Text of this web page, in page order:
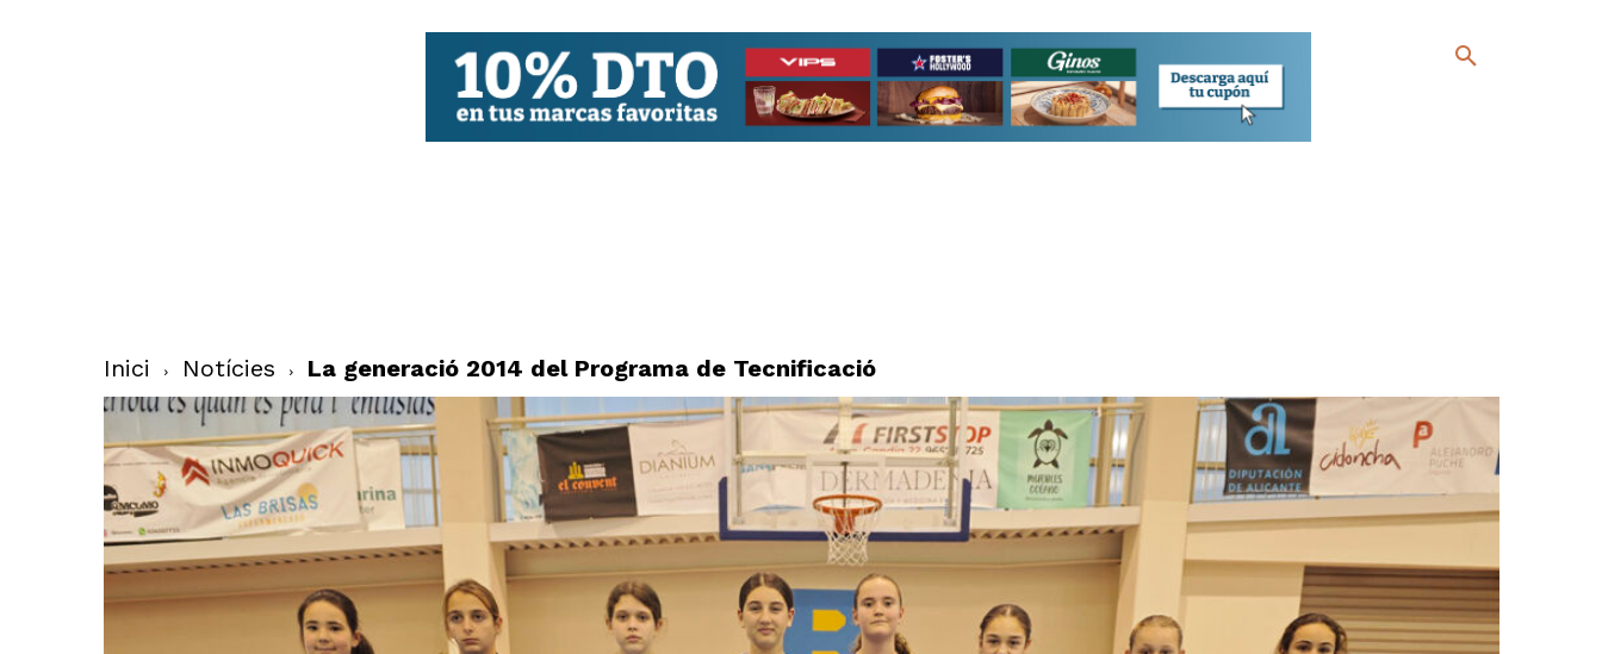
Inici Notícies La generació 2014 del Programa de Tecnificació